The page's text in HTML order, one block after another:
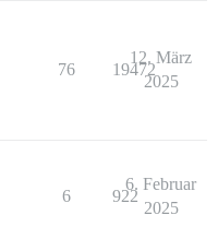
76 19472
12. März
2025
6 922
6. Februar
2025